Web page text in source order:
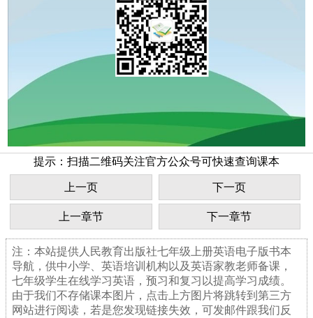
提示：扫描二维码关注官方公众号可快速查询课本
上一页 下一页
上一章节 下一章节
注：本站提供人民教育出版社七年级上册英语电子版书本
导航，供中小学、英语培训机构以及英语家教老师备课，
七年级学生在线学习英语，预习和复习以提高学习成绩。
由于我们不存储课本图片，点击上方图片将跳转到第三方
网站进行阅读，若是您发现链接失效，可发邮件跟我们反